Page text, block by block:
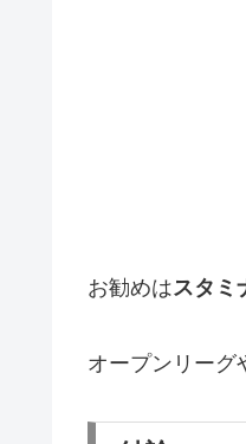
お勧めはスタミ
オープンリーグ